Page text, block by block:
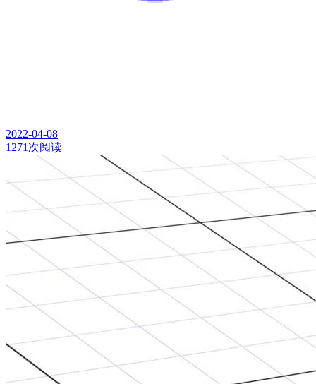
2022-04-08
1271次阅读